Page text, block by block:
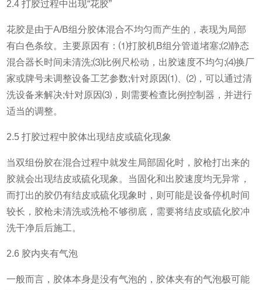
2.4 打胶过程中出现“花胶”
花胶是由于A/B组分胶体混合不均匀而产生的，表现为局部
有白色条纹。主要原因有：⑴打胶机B组分管道堵塞;⑵静态
混合器长时间未清洗;⑶比例尺松动，出胶速度不均匀;⑷换厂
家或牌号未调整设备工艺参数;针对原因⑴、⑵，可以通过清
洗设备来解决;针对原因⑶，则需要检查比例控制器，并进行
适当的调整。
2.5 打胶过程中胶体出现结皮或硫化现象
当双组份胶在混合过程中就发生局部固化时，胶枪打出来的
胶就会出现结皮或硫化现象。当固化和出胶速度均无异常，
而打出的胶仍有结皮或硫化现象时，则可能是设备停机时间
较长，胶枪未清洗或洗枪不够彻底，需要将结皮或硫化胶冲
洗干净后后施工。
2.6 胶内夹有气泡
一般而言，胶体本身是没有气泡的，胶体夹有的气泡极可能